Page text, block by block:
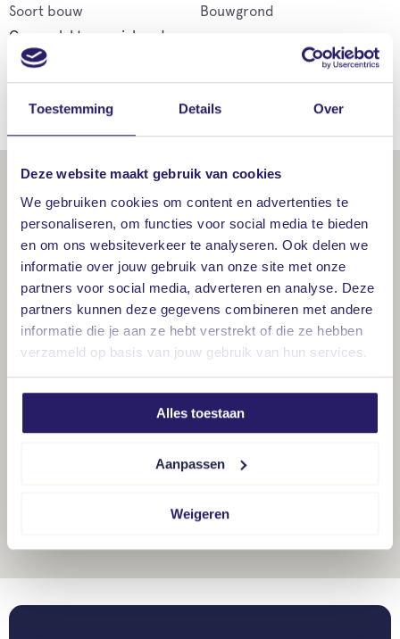
Toestemming Details Over
Deze website maakt gebruik van cookies
We gebruiken cookies om content en advertenties te
personaliseren, om functies voor social media te bieden
en om ons websiteverkeer te analyseren. Ook delen we
informatie over jouw gebruik van onze site met onze
partners voor social media, adverteren en analyse. Deze
partners kunnen deze gegevens combineren met andere
informatie die je aan ze hebt verstrekt of die ze hebben
verzameld op basis van jouw gebruik van hun services.
Alles toestaan
Aanpassen
Weigeren
Soort bouw
Bouwgrond
Oppervlakten en inhoud
Perceeloppervlakte
Locatie
Ligging
In woonwijk en vrij uitzicht